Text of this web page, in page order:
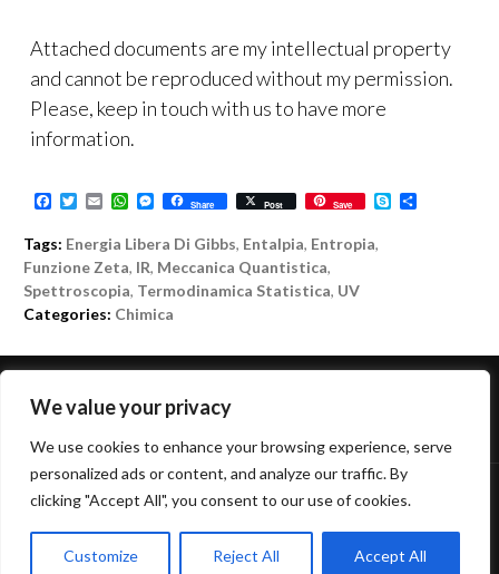
We value your privacy
We use cookies to enhance your browsing experience, serve
personalized ads or content, and analyze our traffic. By
clicking "Accept All", you consent to our use of cookies.
Customize Reject All Accept All
Attached documents are my intellectual property
and cannot be reproduced without my permission.
Please, keep in touch with us to have more
information.
F
e
b
o
o
k
T
t
t
e
r
E
a
i
l
W
a
t
s
A
p
p
M
s
e
n
g
e
Share Post Save S
Tags: Energia Libera Di Gibbs, Entalpia, Entropia,
Funzione Zeta, IR, Meccanica Quantistica,
Spettroscopia, Termodinamica Statistica, UV
Categories: Chimica
NAVIGAZIONE
ARTICOLO
←PREVIOUS POST